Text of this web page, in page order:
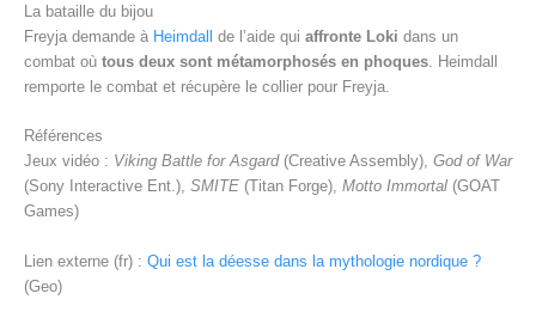
La bataille du bijou
Freyja demande à Heimdall de l’aide qui affronte Loki dans un
combat où tous deux sont métamorphosés en phoques . Heimdall
remporte le combat et récupère le collier pour Freyja.
Références
Jeux vidéo : Viking Battle for Asgard(Creative Assembly), God of War
(Sony Interactive Ent.), SMITE (Titan Forge), Motto Immortal (GOAT
Games)
Lien externe (fr) : Qui est la déesse dans la mythologie nordique ?
(Geo)